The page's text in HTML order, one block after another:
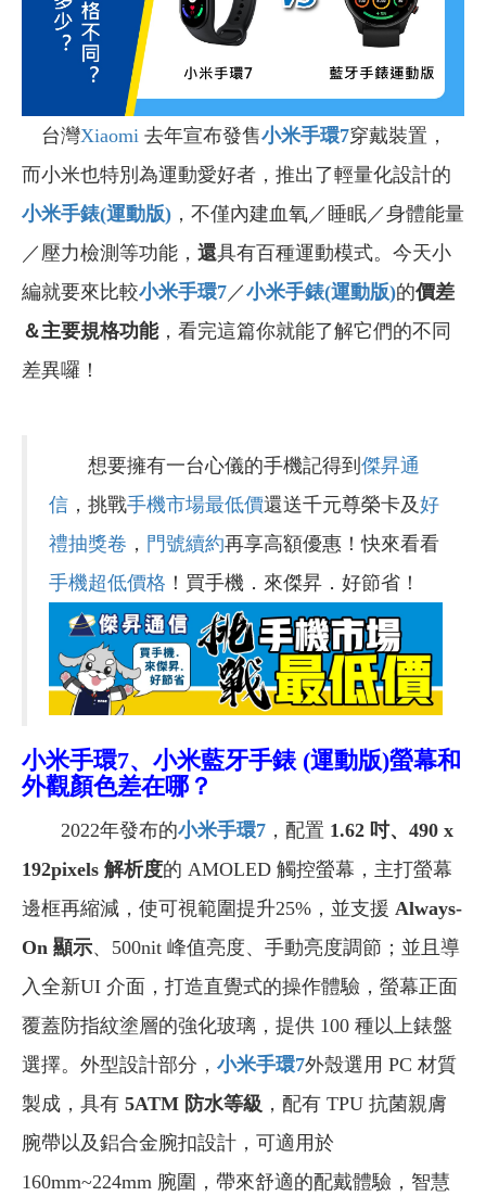
台灣Xiaomi 去年宣布發售小米手環7穿戴裝置，
而小米也特別為運動愛好者，推出了輕量化設計的
小米手錶(運動版) ，不僅內建血氧／睡眠／身體能量
／壓力檢測等功能， 還具有百種運動模式。今天小
編就要來比較小米手環7／小米手錶(運動版)的價差
＆主要規格功能，看完這篇你就能了解它們的不同
差異囉！
想要擁有一台心儀的手機記得到 傑昇通
信 ，挑戰手機市場最低價還送千元尊榮卡及好
禮抽獎卷 ， 門號續約再享高額優惠！快來看看
手機超低價格 ！買手機．來傑昇．好節省！
小米手環7、小米藍牙手錶 (運動版)螢幕和
外觀顏色差在哪？
2022年發布的小米手環7 ，配置 1.62 吋、490 x
192pixels 解析度的 AMOLED 觸控螢幕，主打螢幕
邊框再縮減，使可視範圍提升25%，並支援 Always-
On 顯示、500nit 峰值亮度、手動亮度調節；並且導
入全新UI 介面，打造直覺式的操作體驗，螢幕正面
覆蓋防指紋塗層的強化玻璃，提供 100 種以上錶盤
選擇。外型設計部分， 小米手環7外殼選用 PC 材質
製成，具有 5ATM 防水等級 ，配有 TPU 抗菌親膚
腕帶以及鋁合金腕扣設計，可適用於
160mm~224mm 腕圍，帶來舒適的配戴體驗，智慧